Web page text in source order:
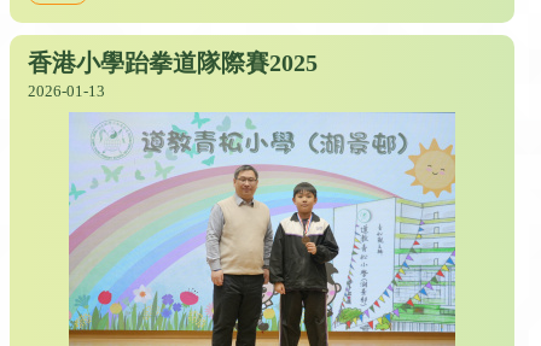
香港小學跆拳道隊際賽2025
2026-01-13